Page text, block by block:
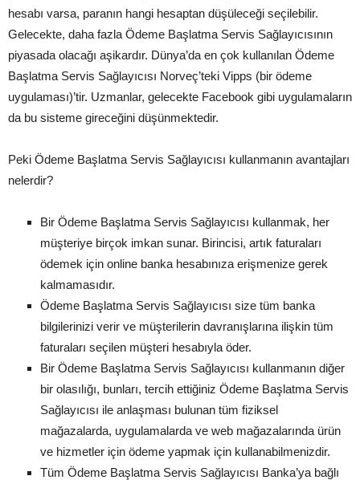
hesabı varsa, paranın hangi hesaptan düşüleceği seçilebilir.
Gelecekte, daha fazla Ödeme Başlatma Servis Sağlayıcısının
piyasada olacağı aşikardır. Dünya’da en çok kullanılan Ödeme
Başlatma Servis Sağlayıcısı Norveç’teki Vipps (bir ödeme
uygulaması)’tir. Uzmanlar, gelecekte Facebook gibi uygulamaların
da bu sisteme gireceğini düşünmektedir.
Peki Ödeme Başlatma Servis Sağlayıcısı kullanmanın avantajları
nelerdir?
Bir Ödeme Başlatma Servis Sağlayıcısı kullanmak, her
müşteriye birçok imkan sunar. Birincisi, artık faturaları
ödemek için online banka hesabınıza erişmenize gerek
kalmamasıdır.
Ödeme Başlatma Servis Sağlayıcısı size tüm banka
bilgilerinizi verir ve müşterilerin davranışlarına ilişkin tüm
faturaları seçilen müşteri hesabıyla öder.
Bir Ödeme Başlatma Servis Sağlayıcısı kullanmanın diğer
bir olasılığı, bunları, tercih ettiğiniz Ödeme Başlatma Servis
Sağlayıcısı ile anlaşması bulunan tüm fiziksel
mağazalarda, uygulamalarda ve web mağazalarında ürün
ve hizmetler için ödeme yapmak için kullanabilmenizdir.
Tüm Ödeme Başlatma Servis Sağlayıcısı Banka’ya bağlı